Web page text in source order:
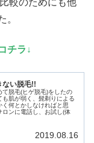
。
チラ↓
ない脱毛!!
脱毛(ヒゲ脱毛)をしたの
肌が弱く、髭剃りによる
何とかしなければと思
ンに電話し、お試し(体
2019.08.16